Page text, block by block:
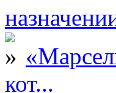
кот...